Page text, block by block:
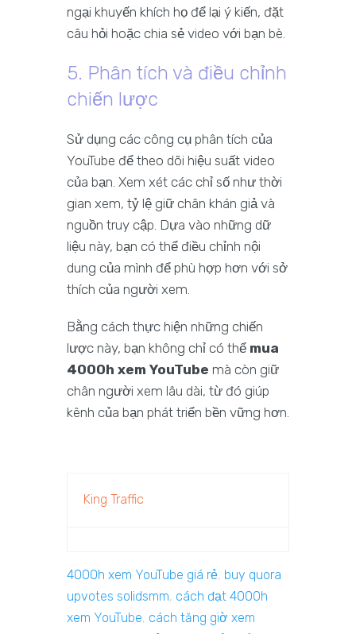
ngại khuyến khích họ để lại ý kiến, đặt
câu hỏi hoặc chia sẻ video với bạn bè.
5. Phân tích và điều chỉnh
chiến lược
Sử dụng các công cụ phân tích của
YouTube để theo dõi hiệu suất video
của bạn. Xem xét các chỉ số như thời
gian xem, tỷ lệ giữ chân khán giả và
nguồn truy cập. Dựa vào những dữ
liệu này, bạn có thể điều chỉnh nội
dung của mình để phù hợp hơn với sở
thích của người xem.
Bằng cách thực hiện những chiến
lược này, bạn không chỉ có thể mua
4000h xem YouTube mà còn giữ
chân người xem lâu dài, từ đó giúp
kênh của bạn phát triển bền vững hơn.
King Traffic
4000h xem YouTube giá rẻ, buy quora
upvotes solidsmm, cách đạt 4000h
xem YouTube, cách tăng giờ xem